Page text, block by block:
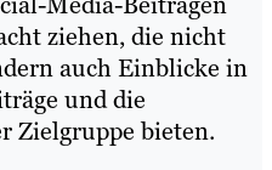
ziehen, die nicht
auch Einblicke in
und die
Zielgruppe bieten.